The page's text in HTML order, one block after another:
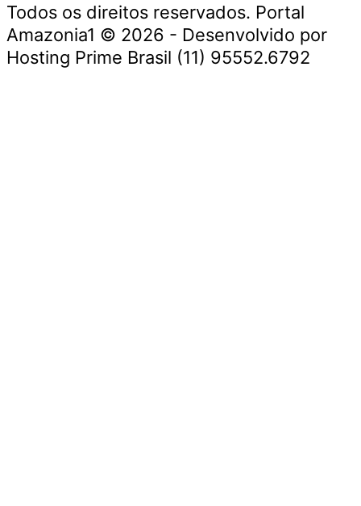
Todos os direitos reservados. Portal
Amazonia1 © 2026 - Desenvolvido por
Hosting Prime Brasil (11) 95552.6792